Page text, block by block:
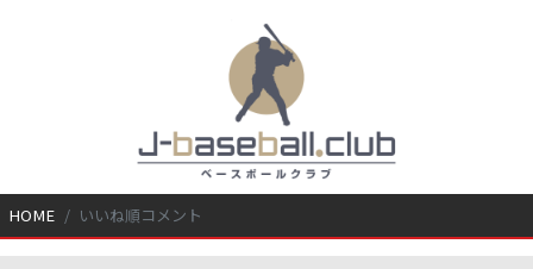
HOME いいね順コメント